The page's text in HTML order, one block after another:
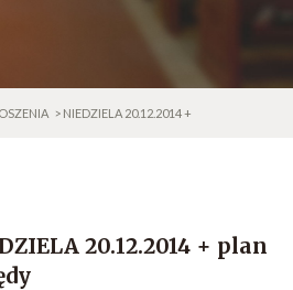
> NIEDZIELA 20.12.2014 +
20.12.2014 + plan